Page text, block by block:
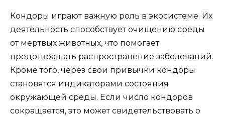
Кондоры играют важную роль в экосистеме. Их
деятельность способствует очищению среды
от мертвых животных, что помогает
предотвращать распространение заболеваний.
Кроме того, через свои привычки кондоры
становятся индикаторами состояния
окружающей среды. Если число кондоров
сокращается, это может свидетельствовать о